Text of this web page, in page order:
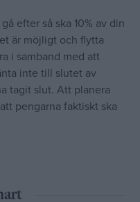
efter så ska 10% av din
är möjligt och flytta
i samband med att
inte till slutet av
tagit slut. Att planera
pengarna faktiskt ska